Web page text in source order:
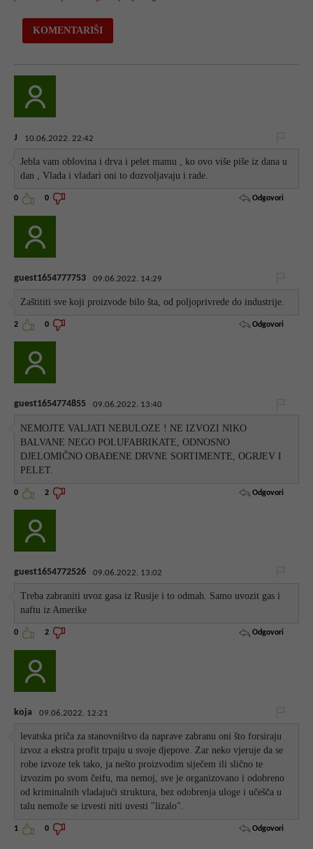
J 10.06.2022. 22:42
Jebla vam oblovina i drva i pelet mamu , ko ovo više piše iz dana u
dan , Vlada i vladari oni to dozvoljavaju i rade.
0 0 Odgovori
guest1654777753 09.06.2022. 14:29
Zaštititi sve koji proizvode bilo šta, od poljoprivrede do industrije.
2 0 Odgovori
guest1654774855 09.06.2022. 13:40
NEMOJTE VALJATI NEBULOZE ! NE IZVOZI NIKO
BALVANE NEGO POLUFABRIKATE, ODNOSNO
DJELOMIČNO OBAĐENE DRVNE SORTIMENTE, OGRJEV I
PELET.
0 2 Odgovori
guest1654772526 09.06.2022. 13:02
Treba zabraniti uvoz gasa iz Rusije i to odmah. Samo uvozit gas i
naftu iz Amerike
0 2 Odgovori
koja 09.06.2022. 12:21
levatska priča za stanovništvo da naprave zabranu oni što forsiraju
izvoz a ekstra profit trpaju u svoje djepove. Zar neko vjeruje da se
robe izvoze tek tako, ja nešto proizvodim siječem ili slično te
izvozim po svom čeifu, ma nemoj, sve je organizovano i odobreno
od kriminalnih vladajući struktura, bez odobrenja uloge i učešča u
talu nemože se izvesti niti uvesti "lizalo".
1 0 Odgovori